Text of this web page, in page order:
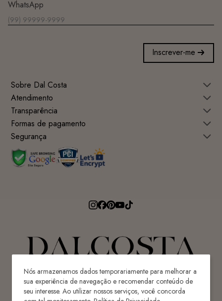
Nós armazenamos dados temporariamente para melhorar a
sua experiência de navegação e recomendar conteúdo de
seu interesse. Ao utilizar nossos serviços, você concorda
WhatsApp
Inscrever-me
Sobre Dal Costa
Atendimento
Transparência
Formas de pagamento
Segurança